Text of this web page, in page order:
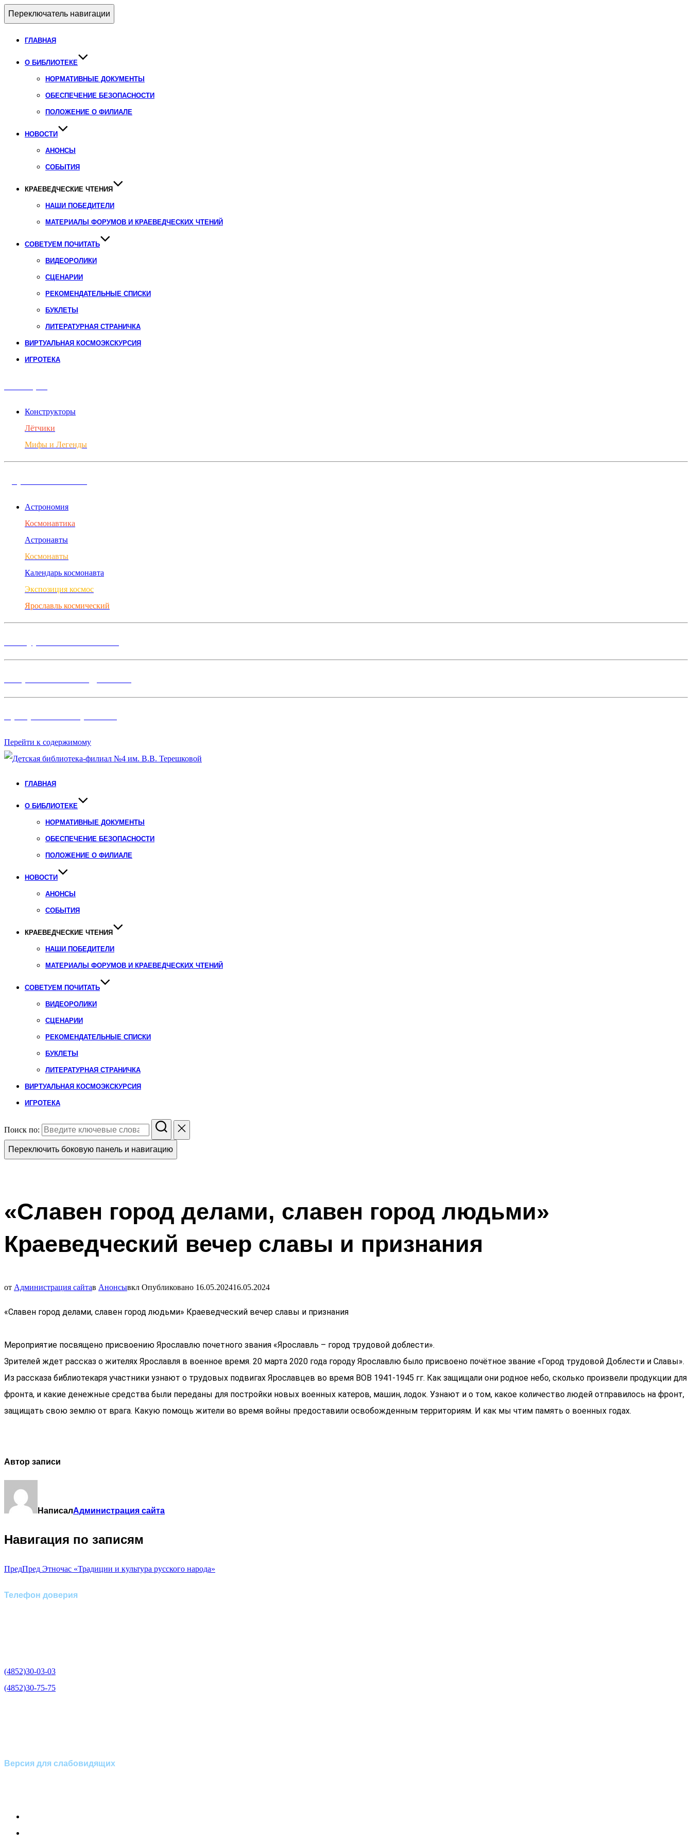
Переключатель навигации
ГЛАВНАЯ
О БИБЛИОТЕКЕ
НОРМАТИВНЫЕ ДОКУМЕНТЫ
ОБЕСПЕЧЕНИЕ БЕЗОПАСНОСТИ
ПОЛОЖЕНИЕ О ФИЛИАЛЕ
НОВОСТИ
АНОНСЫ
СОБЫТИЯ
КРАЕВЕДЧЕСКИЕ ЧТЕНИЯ
НАШИ ПОБЕДИТЕЛИ
МАТЕРИАЛЫ ФОРУМОВ И КРАЕВЕДЧЕСКИХ ЧТЕНИЙ
СОВЕТУЕМ ПОЧИТАТЬ
ВИДЕОРОЛИКИ
СЦЕНАРИИ
РЕКОМЕНДАТЕЛЬНЫЕ СПИСКИ
БУКЛЕТЫ
ЛИТЕРАТУРНАЯ СТРАНИЧКА
ВИРТУАЛЬНАЯ КОСМОЭКСКУРСИЯ
ИГРОТЕКА
Конструкторы
Лётчики
Мифы и Легенды
Астрономия
Космонавтика
Астронавты
Космонавты
Календарь космонавта
Экспозиция космос
Ярославль космический
Перейти к содержимому
ГЛАВНАЯ
О БИБЛИОТЕКЕ
НОРМАТИВНЫЕ ДОКУМЕНТЫ
ОБЕСПЕЧЕНИЕ БЕЗОПАСНОСТИ
ПОЛОЖЕНИЕ О ФИЛИАЛЕ
НОВОСТИ
АНОНСЫ
СОБЫТИЯ
КРАЕВЕДЧЕСКИЕ ЧТЕНИЯ
НАШИ ПОБЕДИТЕЛИ
МАТЕРИАЛЫ ФОРУМОВ И КРАЕВЕДЧЕСКИХ ЧТЕНИЙ
СОВЕТУЕМ ПОЧИТАТЬ
ВИДЕОРОЛИКИ
СЦЕНАРИИ
РЕКОМЕНДАТЕЛЬНЫЕ СПИСКИ
БУКЛЕТЫ
ЛИТЕРАТУРНАЯ СТРАНИЧКА
ВИРТУАЛЬНАЯ КОСМОЭКСКУРСИЯ
ИГРОТЕКА
Поиск по:
Переключить боковую панель и навигацию
«Славен город делами, славен город людьми»
Краеведческий вечер славы и признания
от Администрация сайтав Анонсывкл Опубликовано 16.05.202416.05.2024
«Славен город делами, славен город людьми» Краеведческий вечер славы и признания
Мероприятие посвящено присвоению Ярославлю почетного звания «Ярославль – город трудовой доблести».
Зрителей ждет рассказ о жителях Ярославля в военное время. 20 марта 2020 года городу Ярославлю было присвоено почётное звание «Город трудовой Доблести и Славы».
Из рассказа библиотекаря участники узнают о трудовых подвигах Ярославцев во время ВОВ 1941-1945 гг. Как защищали они родное небо, сколько произвели продукции для
фронта, и какие денежные средства были переданы для постройки новых военных катеров, машин, лодок. Узнают и о том, какое количество людей отправилось на фронт,
защищать свою землю от врага. Какую помощь жители во время войны предоставили освобожденным территориям. И как мы чтим память о военных годах.
Автор записи
НаписалАдминистрация сайта
Навигация по записям
ПредПред Этночас «Традиции и культура русского народа»
Телефон доверия
(4852)30-03-03
(4852)30-75-75
Версия для слабовидящих